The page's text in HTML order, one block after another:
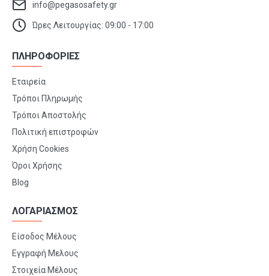
info@pegasosafety.gr
Ώρες Λειτουργίας: 09:00 - 17:00
ΠΛΗΡΟΦΟΡΙΕΣ
Εταιρεία
Τρόποι Πληρωμής
Τρόποι Αποστολής
Πολιτική επιστροφών
Χρήση Cookies
Όροι Χρήσης
Blog
ΛΟΓΑΡΙΑΣΜΟΣ
Είσοδος Μέλους
Εγγραφή Μελους
Στοιχεία Μέλους